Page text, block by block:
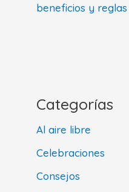
beneficios y reglas
Categorías
Al aire libre
Celebraciones
Consejos